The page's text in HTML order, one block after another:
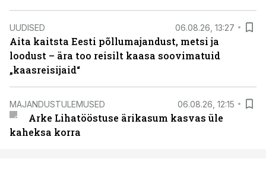
UUDISED 06.08.26, 13:27
Aita kaitsta Eesti põllumajandust, metsi ja
loodust – ära too reisilt kaasa soovimatuid
„kaasreisijaid“
MAJANDUSTULEMUSED 06.08.26, 12:15
Arke Lihatööstuse ärikasum kasvas üle
kaheksa korra